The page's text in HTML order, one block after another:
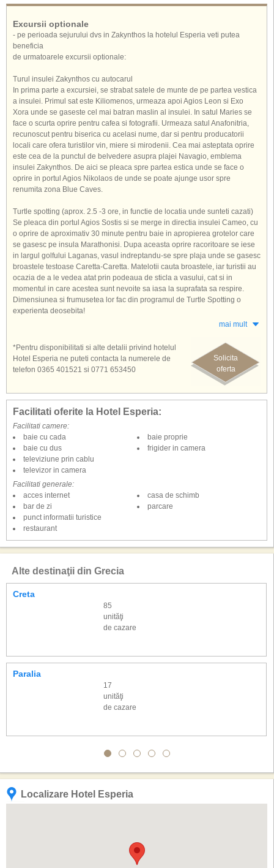
Excursii optionale
- pe perioada sejurului dvs in Zakynthos la hotelul Esperia veti putea
beneficia
de urmatoarele excursii optionale:
Turul insulei Zakynthos cu autocarul
In prima parte a excursiei, se strabat satele de munte de pe partea vestica
a insulei. Primul sat este Kiliomenos, urmeaza apoi Agios Leon si Exo
Xora unde se gaseste cel mai batran maslin al insulei. In satul Maries se
face o scurta oprire pentru cafea si fotografii. Urmeaza satul Anafonitria,
recunoscut pentru biserica cu acelasi nume, dar si pentru producatorii
locali care ofera turistilor vin, miere si mirodenii. Cea mai asteptata oprire
este cea de la punctul de belvedere asupra plajei Navagio, emblema
insulei Zakynthos. De aici se pleaca spre partea estica unde se face o
oprire in portul Agios Nikolaos de unde se poate ajunge usor spre
renumita zona Blue Caves.
Turtle spotting (aprox. 2.5 -3 ore, in functie de locatia unde sunteti cazati)
Se pleaca din portul Agios Sostis si se merge in directia insulei Cameo, cu
o oprire de aproximativ 30 minute pentru baie in apropierea grotelor care
se gasesc pe insula Marathonisi. Dupa aceasta oprire racoritoare se iese
in largul golfului Laganas, vasul indreptandu-se spre plaja unde se gasesc
broastele testoase Caretta-Caretta. Matelotii cauta broastele, iar turistii au
ocazia de a le vedea atat prin podeaua de sticla a vasului, cat si in
momentul in care acestea sunt nevoite sa iasa la suprafata sa respire.
Dimensiunea si frumusetea lor fac din programul de Turtle Spotting o
experienta deosebita!
mai mult
Solicita
oferta
*Pentru disponibilitati si alte detalii privind hotelul
Hotel Esperia ne puteti contacta la numerele de
telefon 0365 401521 si 0771 653450
Facilitati oferite la Hotel Esperia:
Facilitati camere:
baie cu cada
baie cu dus
baie proprie
frigider in camera
televiziune prin cablu
televizor in camera
Facilitati generale:
acces internet
bar de zi
casa de schimb
parcare
punct informatii turistice
restaurant
Alte destinaţii din Grecia
Creta
85
unităţi
de cazare
Paralia
17
unităţi
de cazare
Localizare Hotel Esperia